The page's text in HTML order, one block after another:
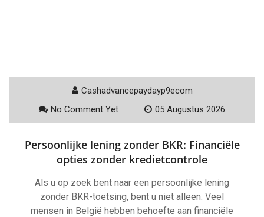
Cashadvancepaydayp9ecom
No Comment Yet
05 Augustus 2026
Persoonlijke lening zonder BKR: Financiële
opties zonder kredietcontrole
Als u op zoek bent naar een persoonlijke lening
zonder BKR-toetsing, bent u niet alleen. Veel
mensen in België hebben behoefte aan financiële